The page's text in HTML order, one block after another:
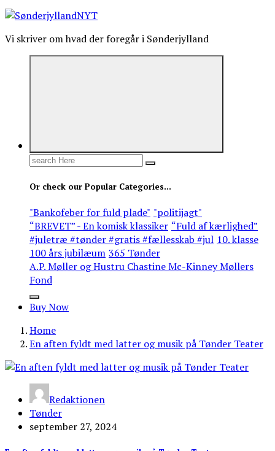
Vi skriver om hvad der foregår i Sønderjylland
Search
Or check our Popular Categories...
"Bankofeber for fuld plade" "politijagt"
“BREVET” - En komisk klassiker “Fuld af kærlighed”
#juletræ #tønder #gratis #fællesskab #jul 10. klasse
100 års jubilæum 365 Tønder
A.P. Møller og Hustru Chastine Mc-Kinney Møllers
Fond
Buy Now
Home
En aften fyldt med latter og musik på Tønder Teater
Redaktionen
Tønder
september 27, 2024